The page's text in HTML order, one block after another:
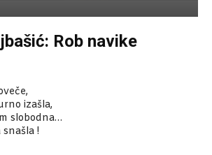
Rob navike
izašla,
slobodna…
!